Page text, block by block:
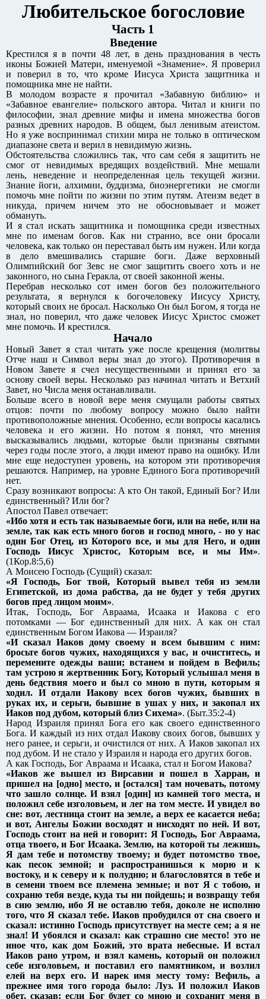
Любительское богословие
Часть 1
Введение
Крестился я в почти 48 лет, в день празднования в честь
иконы Божией Матери, именуемой «Знамение». Я проверил
и поверил в то, что кроме Иисуса Христа защитника и
помощника мне не найти.
В молодом возрасте я прочитал «Забавную библию» и
«Забавное евангелие» польского автора. Читал и книги по
философии, знал древние мифы и имена множества богов
разных древних народов. В общем, был ленивым атеистом.
Но я уже воспринимал стихии мира не только в оптическом
диапазоне света и верил в невидимую жизнь.
Обстоятельства сложились так, что сам себя я защитить не
смог от невидимых вредящих воздействий. Мне мешали
лень, неведение и неопределенная цель текущей жизни.
Знание йоги, алхимии, буддизма, биоэнергетики не смогли
помочь мне пойти по жизни по этим путям. Атеизм ведет в
никуда, причем ничем это не обосновывает и может
обмануть.
И я стал искать защитника и помощника среди известных
мне по именам богов. Как ни странно, все они бросали
человека, как только он переставал быть им нужен. Или когда
в дело вмешивались старшие боги. Даже верховный
Олимпийский бог Зевс не смог защитить своего хоть и не
законного, но сына Геракла, от своей законной жены.
Перебрав несколько сот имен богов без положительного
результата, я вернулся к богочеловеку Иисусу Христу,
который своих не бросал. Насколько Он был Богом, я тогда не
знал, но поверил, что даже человек Иисус Христос сможет
мне помочь. И крестился.
Начало
Новый Завет я стал читать уже после крещения (молитвы
Отче наш и Символ веры знал до этого). Противоречия в
Новом Завете я счел несущественными и принял его за
основу своей веры. Несколько раз начинал читать и Ветхий
Завет, но Числа меня останавливали.
Больше всего в новой вере меня смущали работы святых
отцов: почти по любому вопросу можно было найти
противоположные мнения. Особенно, если вопросы касались
человека и его жизни. Но потом я понял, что мнения
высказывались людьми, которые были признаны святыми
через годы после этого, а люди имеют право на ошибку. Или
мне еще недоступен уровень, на котором эти противоречия
решаются. Например, на уровне Единого Бога противоречий
нет.
Сразу возникают вопросы: А кто Он такой, Единый Бог? Или
единственный? Или бог?
Апостол Павел отвечает:
«Ибо хотя и есть так называемые боги, или на небе, или на
земле, так как есть много богов и господ много, - но у нас
один Бог Отец, из Которого все, и мы для Него, и один
Господь Иисус Христос, Которым все, и мы Им».
(1Кор.8:5,6)
А Моисею Господь (Сущий) сказал:
«Я Господь, Бог твой, Который вывел тебя из земли
Египетской, из дома рабства, да не будет у тебя других
богов пред лицом моим».
Итак, Господь, Бог Авраама, Исаака и Иакова с его
потомками — Бог единственный для них. А как он стал
единственным Богом Иакова — Израиля?
«И сказал Иаков дому своему и всем бывшим с ним:
бросьте богов чужих, находящихся у вас, и очиститесь, и
перемените одежды ваши; встанем и пойдем в Вефиль;
там устрою я жертвенник Богу, Который услышал меня в
день бедствия моего и был со мною в пути, которым я
ходил. И отдали Иакову всех богов чужих, бывших в
руках их, и серьги, бывшие в ушах у них, и закопал их
Иаков под дубом, который близ Сихема». (Быт.35:2-4)
Народ Израиля принял Бога его как своего единственного
Бога. И каждый из них отдал Иакову своих богов, бывших у
него ранее, и серьги, и очистился от них. А Иаков закопал их
под дубом. И не стало у Израиля и народа его других богов.
А как Господь, Бог Авраама и Исаака, стал и Богом Иакова?
«Иаков же вышел из Вирсавии и пошел в Харран, и
пришел на [одно] место, и [остался] там ночевать, потому
что зашло солнце. И взял [один] из камней того места, и
положил себе изголовьем, и лег на том месте. И увидел во
сне: вот, лестница стоит на земле, а верх ее касается неба;
и вот, Ангелы Божии восходят и нисходят по ней. И вот,
Господь стоит на ней и говорит: Я Господь, Бог Авраама,
отца твоего, и Бог Исаака. Землю, на которой ты лежишь,
Я дам тебе и потомству твоему; и будет потомство твое,
как песок земной; и распространишься к морю и к
востоку, и к северу и к полудню; и благословятся в тебе и
в семени твоем все племена земные; и вот Я с тобою, и
сохраню тебя везде, куда ты ни пойдешь; и возвращу тебя
в сию землю, ибо Я не оставлю тебя, доколе не исполню
того, что Я сказал тебе. Иаков пробудился от сна своего и
сказал: истинно Господь присутствует на месте сем; а я не
знал! И убоялся и сказал: как страшно сие место! это не
иное что, как дом Божий, это врата небесные. И встал
Иаков рано утром, и взял камень, который он положил
себе изголовьем, и поставил его памятником, и возлил
елей на верх его. И нарек имя месту тому: Вефиль, а
прежнее имя того города было: Луз. И положил Иаков
обет, сказав: если Бог будет со мною и сохранит меня в